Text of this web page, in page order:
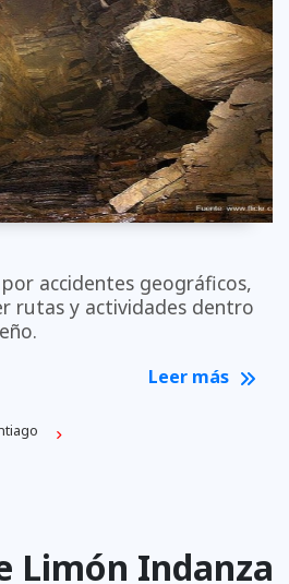
accidentes geográficos,
rutas y actividades dentro
Leer más
Limón Indanza